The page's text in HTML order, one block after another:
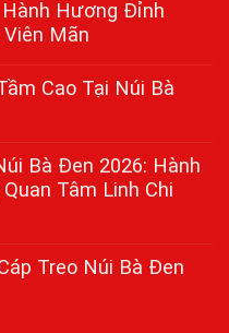
Hành Hương Đỉnh
Mãn
Cao Tại Núi Bà
Bà Đen 2026: Hành
Tâm Linh Chi
Treo Núi Bà Đen